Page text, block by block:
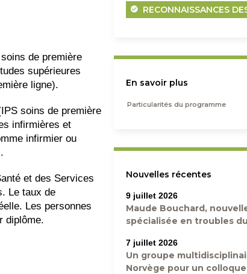
de première
supérieures
ligne).
soins de première
infirmières et
infirmier ou
et des Services
Le taux de
Les personnes
diplôme.
RECONNAISSANCES
En savoir plus
Particularités du programme
Nouvelles récentes
Maude Bouchard,
spécialisée en troubles
9 juillet 2026
Un groupe
Norvège pour un
7 juillet 2026